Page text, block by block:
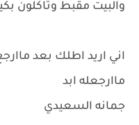
والبيت مقبط وتاكلون
اني اريد اطلك بعد
ماارجعله ابد
جمانه السعيدي